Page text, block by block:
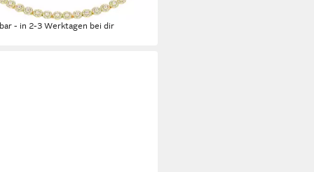
- in 2-3 Werktagen bei dir